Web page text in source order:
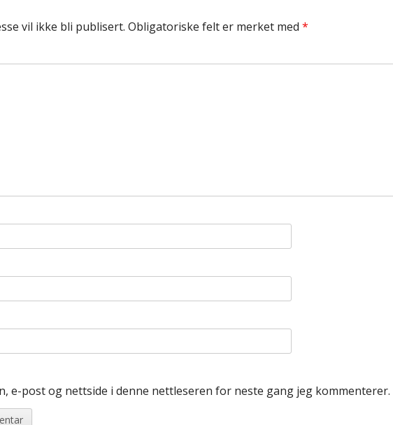
vil ikke bli publisert. Obligatoriske felt er merket med *
e-post og nettside i denne nettleseren for neste gang jeg kommenterer.